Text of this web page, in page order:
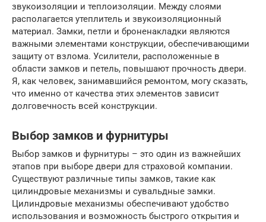
звукоизоляции и теплоизоляции. Между слоями
располагается утеплитель и звукоизоляционный
материал. Замки, петли и броненакладки являются
важными элементами конструкции, обеспечивающими
защиту от взлома. Усилители, расположенные в
области замков и петель, повышают прочность двери.
Я, как человек, занимавшийся ремонтом, могу сказать,
что именно от качества этих элементов зависит
долговечность всей конструкции.
Выбор замков и фурнитуры
Выбор замков и фурнитуры – это один из важнейших
этапов при выборе двери для страховой компании.
Существуют различные типы замков, такие как
цилиндровые механизмы и сувальдные замки.
Цилиндровые механизмы обеспечивают удобство
использования и возможность быстрого открытия и